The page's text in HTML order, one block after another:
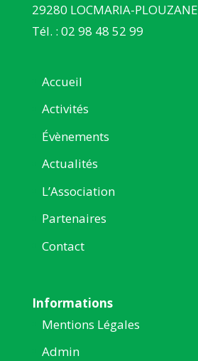
29280 LOCMARIA-PLOUZANE
Tél. : 02 98 48 52 99
Accueil
Activités
Évènements
Actualités
L’Association
Partenaires
Contact
Informations
Mentions Légales
Admin